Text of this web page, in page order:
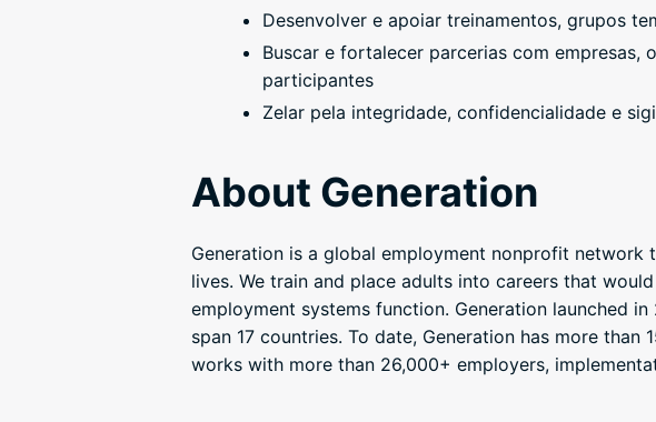
Desenvolver e apoiar treinamentos, grupos
Buscar e fortalecer parcerias com empresas,
participantes
Zelar pela integridade, confidencialidade e
About Generation
Generation is a global employment nonprofit
lives. We train and place adults into careers that
employment systems function. Generation launched
span 17 countries. To date, Generation has more
works with more than 26,000+ employers,